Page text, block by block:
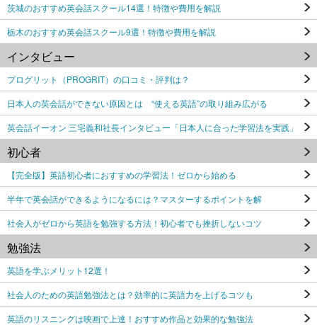
茨城のおすすめ英会話スクール14選！特徴や費用を解説
栃木のおすすめ英会話スクール9選！特徴や費用を解説
インタビュー
プログリット（PROGRIT）の口コミ・評判は？
日本人の英会話ができない原因とは “使える英語”の取り組み広がる
英会話イーオン 三宅義和社長インタビュー「日本人に合った学習法を実践」
初心者
【完全版】英語初心者におすすめの学習法！ゼロから始める
半年で英会話ができるようになるには？マスターするポイントを解
社会人がゼロから英語を勉強する方法！初心者でも挫折しないコツ
勉強法
英語を学ぶメリット12選！
社会人のための英語勉強法とは？効率的に英語力を上げるコツも
英語のリスニングは映画で上達！おすすめ作品と効果的な勉強法